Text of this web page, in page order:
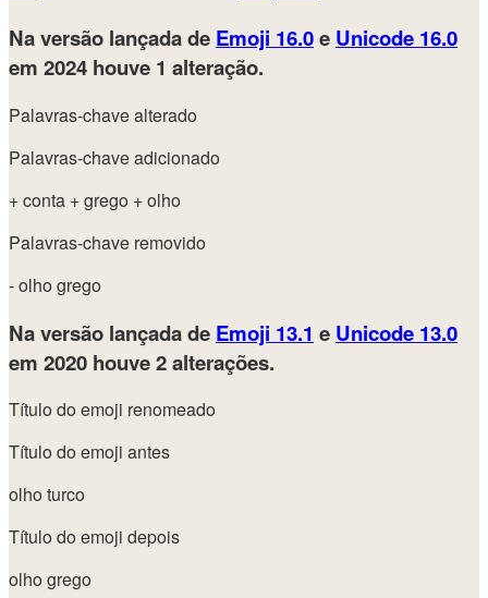
Na versão lançada de Emoji 16.0e Unicode 16.0
em 2024 houve 1 alteração.
Palavras-chave alterado
Palavras-chave adicionado
+ conta + grego + olho
Palavras-chave removido
- olho grego
Na versão lançada de Emoji 13.1 e Unicode 13.0
em 2020 houve 2 alterações.
Título do emoji renomeado
Título do emoji antes
olho turco
Título do emoji depois
olho grego